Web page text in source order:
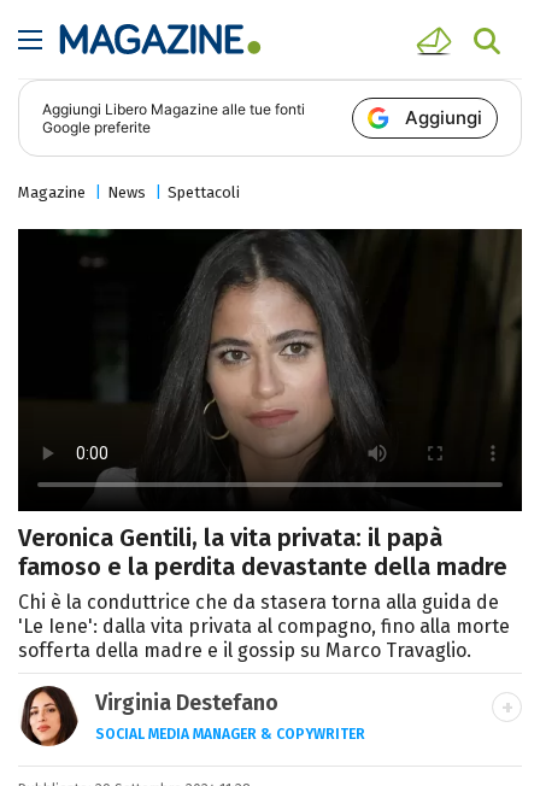
Aggiungi Libero Magazine alle tue fonti
Google preferite
Aggiungi
Magazine News Spettacoli
Veronica Gentili, la vita privata: il papà
famoso e la perdita devastante della madre
Chi è la conduttrice che da stasera torna alla guida de
'Le Iene': dalla vita privata al compagno, fino alla morte
sofferta della madre e il gossip su Marco Travaglio.
Virginia Destefano
SOCIAL MEDIA MANAGER & COPYWRITER
Una passione smisurata per le serie TV.